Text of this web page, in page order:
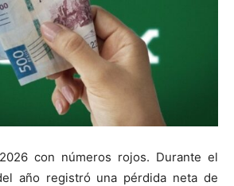
con números rojos. Durante el
año registró una pérdida neta de